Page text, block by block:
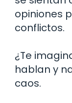
opiniones
conflictos.
¿Te
hablan y
caos.